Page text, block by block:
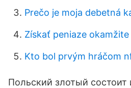
Prečo je moja debetná
Získať peniaze okamžite
Kto bol prvým hráčom
Польский злотый состоит